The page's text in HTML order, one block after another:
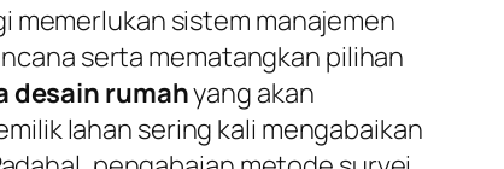
memerlukan sistem manajemen
serta mematangkan pilihan
desain rumahyang akan
lahan sering kali mengabaikan